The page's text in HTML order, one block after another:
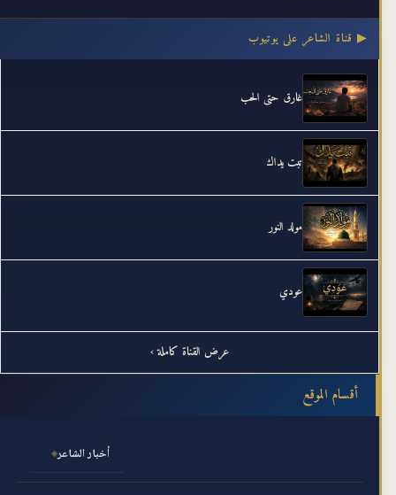
▶ قناة الشاعر على يوتيوب
غارق حتى الحب
تبت يداك
مولد النور
عودي
عرض القناة كاملة ›
أقسام الموقع
أخبار الشاعر